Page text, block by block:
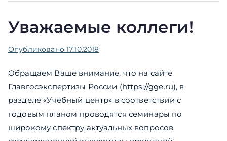
Уважаемые коллеги!
Опубликовано 17.10.2018
Обращаем Ваше внимание, что на сайте
Главгосэкспертизы России (https://gge.ru), в
разделе «Учебный центр» в соответствии с
годовым планом проводятся семинары по
широкому спектру актуальных вопросов